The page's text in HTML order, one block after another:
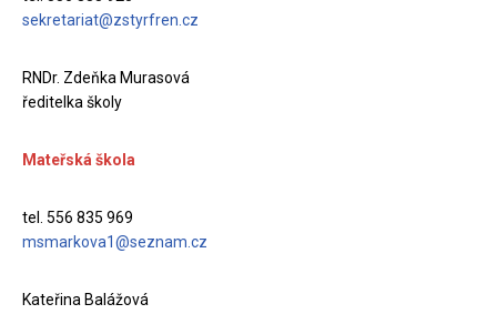
sekretariat@zstyrfren.cz
RNDr. Zdeňka Murasová
ředitelka školy
Mateřská škola
tel. 556 835 969
msmarkova1@seznam.cz
Kateřina Balážová